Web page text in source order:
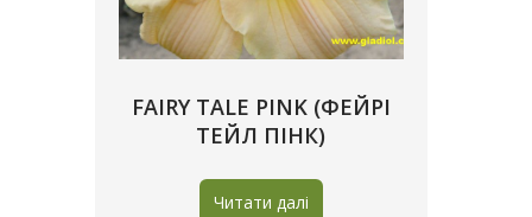
FAIRY TALE PINK (ФЕЙРІ
ТЕЙЛ ПІНК)
Читати далі